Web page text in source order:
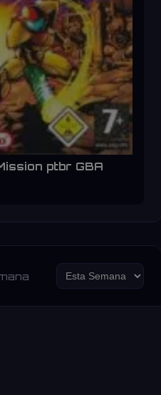
ptbr GBA